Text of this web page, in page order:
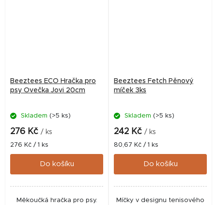
Beeztees ECO Hračka pro
psy Ovečka Jovi 20cm
Skladem (>5 ks)
276 Kč / ks
Měrná
cena:
276 Kč / 1 ks
Do košíku
Měkoučká hračka pro psy.
Beeztees Fetch Pěnový
míček 3ks
Skladem (>5 ks)
242 Kč / ks
Měrná
cena:
80,67 Kč / 1 ks
Do košíku
Míčky v designu tenisového